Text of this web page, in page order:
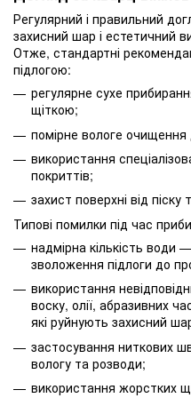
Регулярний і правильний
захисний шар і естетичний
Отже, стандартні
підлогою:
регулярне сухе
щіткою;
помірне вологе
використання
покриттів;
захист поверхні від
Типові помилки під час
надмірна кількість
зволоження підлоги до
використання
воску, олії, абразивних
які руйнують захисний
застосування ниткових
вологу та розводи;
використання жорстких